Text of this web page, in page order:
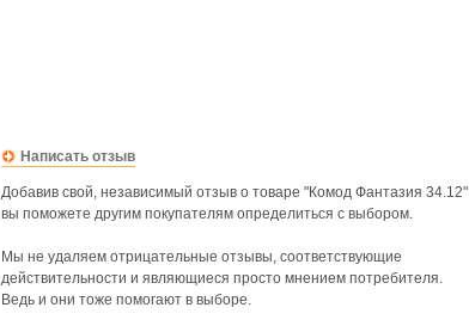
Написать отзыв
Добавив свой, независимый отзыв о товаре "Комод Фантазия 34.12"
вы поможете другим покупателям определиться с выбором.
Мы не удаляем отрицательные отзывы, соответствующие
действительности и являющиеся просто мнением потребителя.
Ведь и они тоже помогают в выборе.